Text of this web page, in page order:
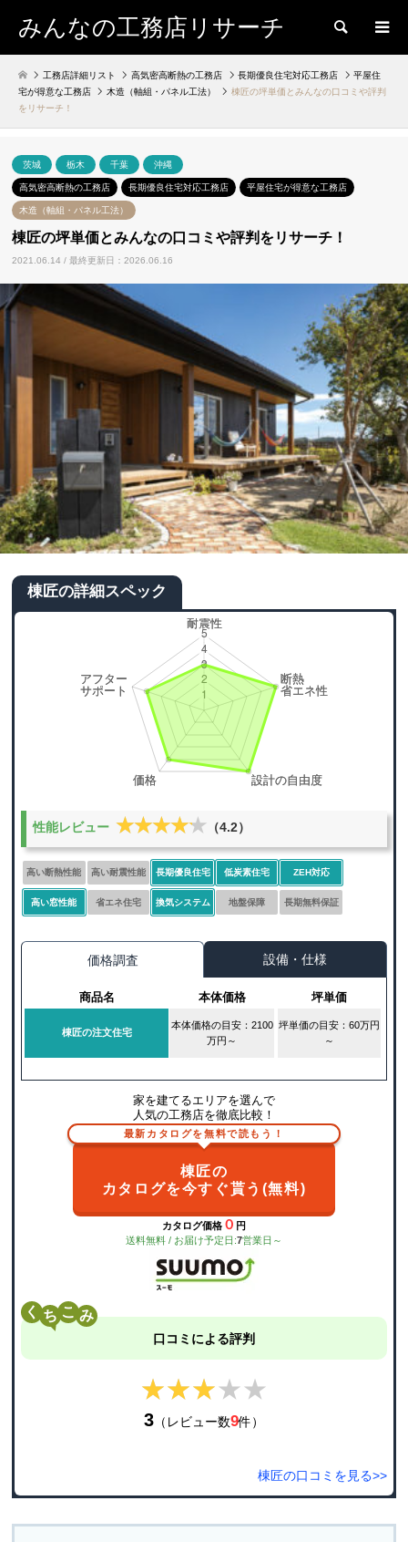
みんなの工務店リサーチ 検索
工務店詳細リスト 高気密高断熱の工務店 長期優良住宅対応工務店
平屋住
宅が得意な工務店
木造（軸組・パネル工法）
棟匠の坪単価とみんなの口コミや評判
をリサーチ！
茨城 栃木 千葉 沖縄
高気密高断熱の工務店 長期優良住宅対応工務店 平屋住宅が得意な工務店
木造（軸組・パネル工法）
棟匠の坪単価とみんなの口コミや評判をリサーチ！
2021.06.14 / 最終更新日：2026.06.16
棟匠の詳細スペック
性能レビュー ★★★★★
★★★★★ （4.2）
高い断熱性能 高い耐震性能 長期優良住宅 低炭素住宅 ZEH対応
高い窓性能 省エネ住宅 換気システム 地盤保障 長期無料保証
価格調査 設備・仕様
商品名 本体価格 坪単価
棟匠の注文住宅
本体価格の目安：2100
万円～
坪単価の目安：60万円
～
家を建てるエリアを選んで
人気の工務店を徹底比較！
最新カタログを無料で読もう！
棟匠の
カタログを今すぐ貰う(無料)
カタログ価格 ０ 円
送料無料 / お届け予定日:7営業日～
く こ
口コミによる評判
★★★★★
★★★★★
3 （レビュー数9件）
棟匠の口コミを見る>>